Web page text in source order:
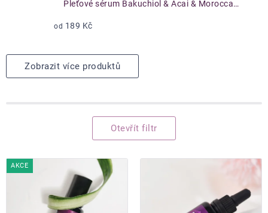
Pleťové sérum Bakuchiol & Acai & Morocca...
od 189 Kč
Zobrazit více produktů
Otevřít filtr
produktů
AKCE